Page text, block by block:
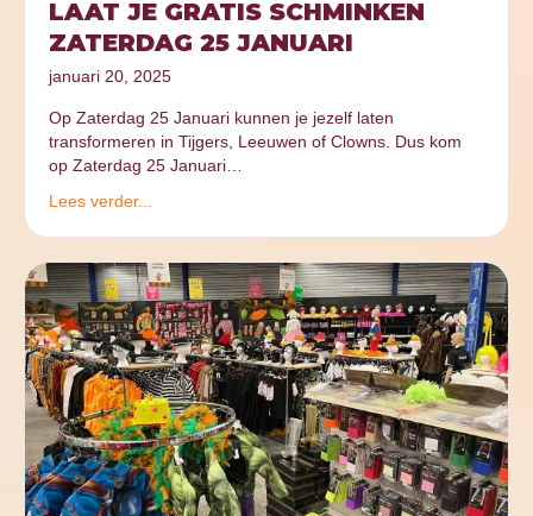
LAAT JE GRATIS SCHMINKEN
ZATERDAG 25 JANUARI
januari 20, 2025
Op Zaterdag 25 Januari kunnen je jezelf laten
transformeren in Tijgers, Leeuwen of Clowns. Dus kom
op Zaterdag 25 Januari…
Lees verder...